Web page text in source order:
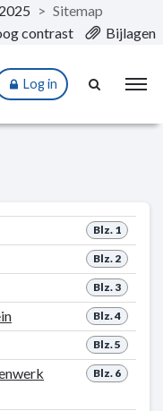
> Sitemap
contrast Bijlagen
Log in
Blz. 1
Blz. 2
Blz. 3
Blz. 4
Blz. 5
Blz. 6